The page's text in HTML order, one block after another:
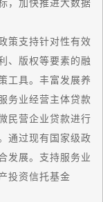
，加快推进大数据
支持针对性有效
、版权等要素的融
工具。丰富发展养
务业经营主体贷款
民营企业贷款进行
通过现有 国家级政
发展。支持服务业
投资信托基金